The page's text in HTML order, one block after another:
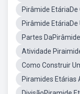
Pirâmide
Pirâmide
Partes
Atividade
Como Construir
Piramides Etárias